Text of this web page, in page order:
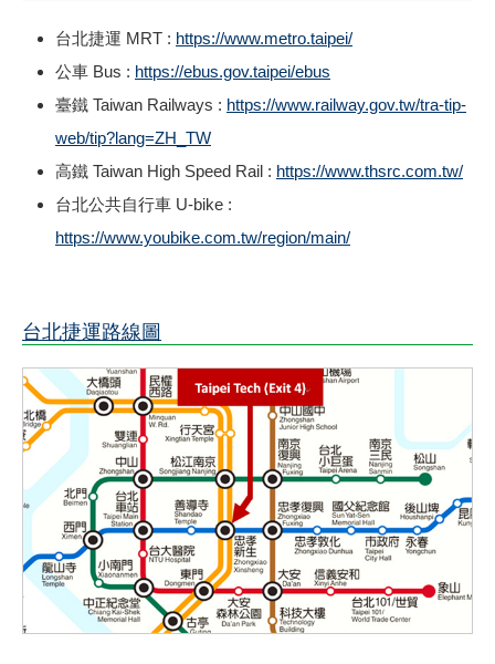
台北捷運 MRT : https://www.metro.taipei/
公車 Bus : https://ebus.gov.taipei/ebus
臺鐵 Taiwan Railways : https://www.railway.gov.tw/tra-tip-
web/tip?lang=ZH_TW
高鐵 Taiwan High Speed Rail : https://www.thsrc.com.tw/
台北公共自行車 U-bike :
https://www.youbike.com.tw/region/main/
台北捷運路線圖